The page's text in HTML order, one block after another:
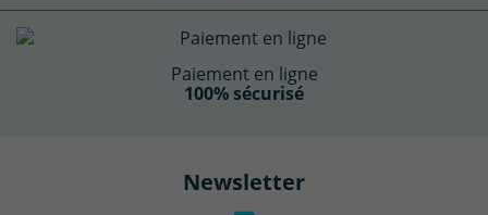
Paiement en ligne
100% sécurisé
Newsletter